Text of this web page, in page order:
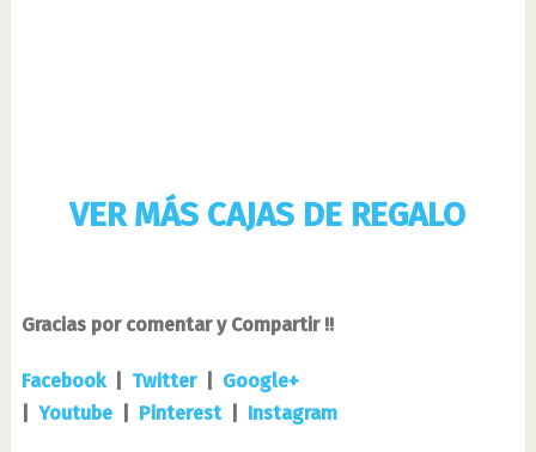
VER MÁS CAJAS DE REGALO
Gracias por comentar y Compartir !!
Facebook| Twitter
Google+
Youtube| Pinterest| Instagram